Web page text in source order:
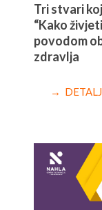
Tri stvari
“Kako
povodom
zdravlja
→